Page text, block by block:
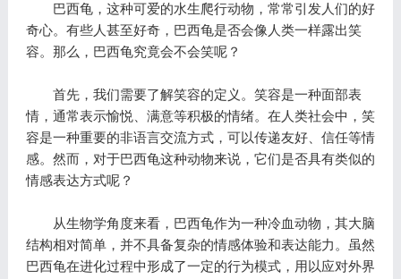
巴西龟，这种可爱的水生爬行动物，常常引发人们的好
奇心。有些人甚至好奇，巴西龟是否会像人类一样露出笑
容。那么，巴西龟究竟会不会笑呢？
首先，我们需要了解笑容的定义。笑容是一种面部表
情，通常表示愉悦、满意等积极的情绪。在人类社会中，笑
容是一种重要的非语言交流方式，可以传递友好、信任等情
感。然而，对于巴西龟这种动物来说，它们是否具有类似的
情感表达方式呢？
从生物学角度来看，巴西龟作为一种冷血动物，其大脑
结构相对简单，并不具备复杂的情感体验和表达能力。虽然
巴西龟在进化过程中形成了一定的行为模式，用以应对外界